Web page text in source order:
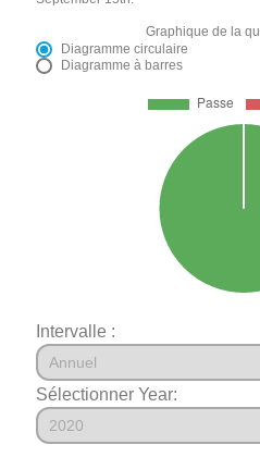
Graphique de la
Diagramme circulaire
Diagramme à barres
Intervalle :
Sélectionner Year: